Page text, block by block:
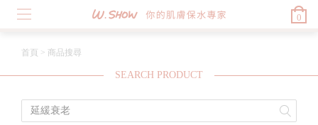
0
首頁 > 商品搜尋
SEARCH PRODUCT